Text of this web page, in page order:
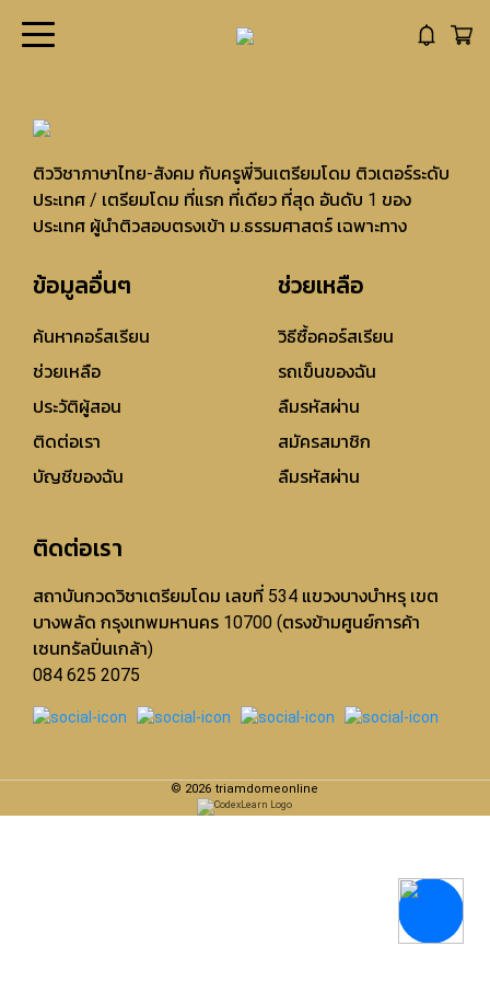
ติววิชาภาษาไทย-สังคม กับครูพี่วินเตรียมโดม ติวเตอร์ระดับ
ประเทศ / เตรียมโดม ที่แรก ที่เดียว ที่สุด อันดับ 1 ของ
ประเทศ ผู้นำติวสอบตรงเข้า ม.ธรรมศาสตร์ เฉพาะทาง
ข้อมูลอื่นๆ
ค้นหาคอร์สเรียน
ช่วยเหลือ
ประวัติผู้สอน
ติดต่อเรา
บัญชีของฉัน
ช่วยเหลือ
วิธีซื้อคอร์สเรียน
รถเข็นของฉัน
ลืมรหัสผ่าน
สมัครสมาชิก
ลืมรหัสผ่าน
ติดต่อเรา
สถาบันกวดวิชาเตรียมโดม เลขที่ 534 แขวงบางบำหรุ เขต
บางพลัด กรุงเทพมหานคร 10700 (ตรงข้ามศูนย์การค้า
เซนทรัลปิ่นเกล้า)
084 625 2075
© 2026 triamdomeonline